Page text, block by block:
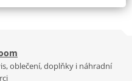
tam s vámi může být
teplou vložku
SinAqua. Tato vložka
RSTsi našla své
v extrémních
v Anglii). Značka RST se
mezi výrobci
úložným vakem
oblečení, doplňky i náhradní